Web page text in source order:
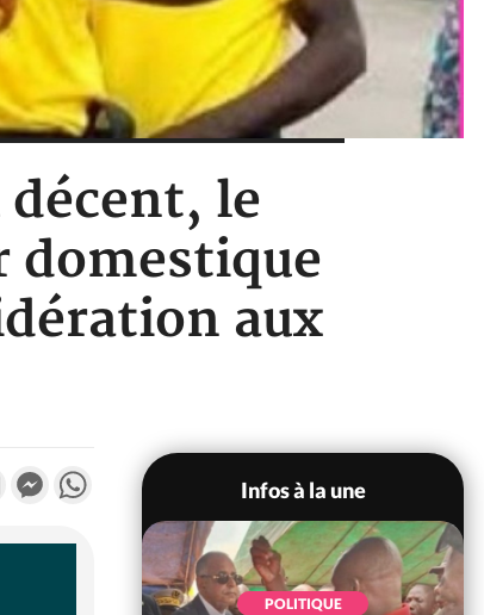
le
domestique
aux
Gmail MessengerWhatsApp
Infos à la une
SOCIÉTÉ